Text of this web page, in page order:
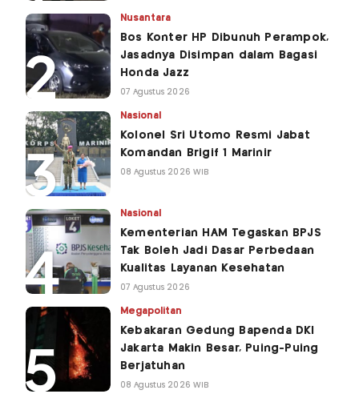
Nusantara
Bos Konter HP Dibunuh Perampok,
Jasadnya Disimpan dalam Bagasi
Honda Jazz
07 Agustus 2026
Nasional
Kolonel Sri Utomo Resmi Jabat
Komandan Brigif 1 Marinir
08 Agustus 2026 WIB
Nasional
Kementerian HAM Tegaskan BPJS
Tak Boleh Jadi Dasar Perbedaan
Kualitas Layanan Kesehatan
07 Agustus 2026
Megapolitan
Kebakaran Gedung Bapenda DKI
Jakarta Makin Besar, Puing-Puing
Berjatuhan
08 Agustus 2026 WIB